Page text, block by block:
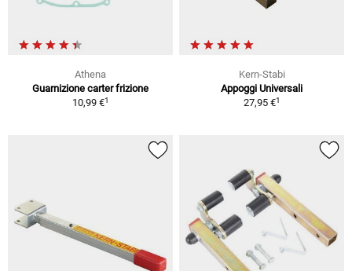
Athena
Guarnizione carter frizione
10,99 €1
Kern-Stabi
Appoggi Universali
27,95 €1